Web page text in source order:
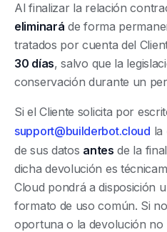
Al finalizar la relación
eliminará de forma
tratados por cuenta del
30 días, salvo que la
conservación durante un
Si el Cliente solicita por
support@builderbot.cloud la
de sus datos antes de la
dicha devolución es
Cloud pondrá a disposición
formato de uso común. Si
oportuna o la devolución no